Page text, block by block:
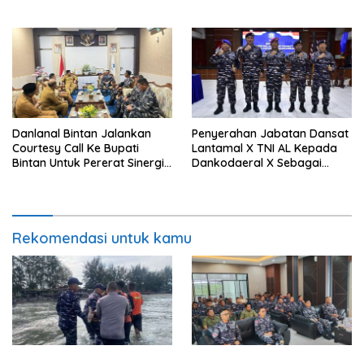
Danlanal Bintan Jalankan
Courtesy Call Ke Bupati
Bintan Untuk Pererat Sinergi
Penyerahan Jabatan Dansat
Lantamal X TNI AL Kepada
Dankodaeral X Sebagai
Rekomendasi untuk kamu